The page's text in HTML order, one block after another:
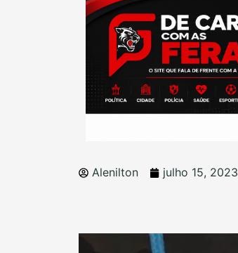
Alenilton julho 15, 2023